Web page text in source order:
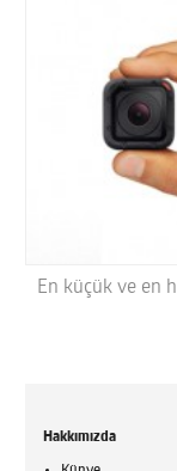
En küçük ve en
Hakkımızda